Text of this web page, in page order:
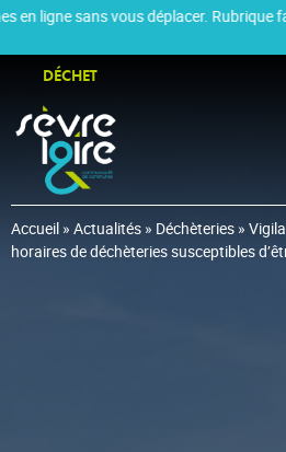
RECHERCHER UNE
en ligne sans vous déplacer. Rubrique
DÉCHET
Accueil » Actualités » Déchèteries »
horaires de déchèteries susceptibles